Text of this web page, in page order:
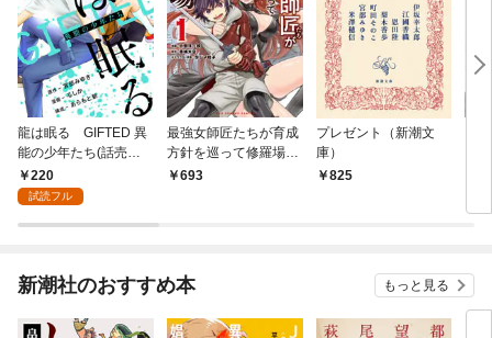
龍は眠る GIFTED 異
能の少年たち(話売り)
#1
220
試読フル
最強女師匠たちが育成
方針を巡って修羅場
（１）
693
プレゼント（新潮文
庫）
825
新潮社のおすすめ本 もっと見る